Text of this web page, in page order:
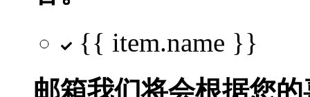
{{ item.name }}
邮箱我们将会根据您